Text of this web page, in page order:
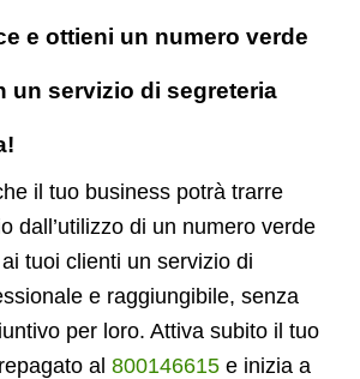
e ottieni un numero verde
un servizio di segreteria
il tuo business potrà trarre
dall’utilizzo di un numero verde
tuoi clienti un servizio di
e raggiungibile, senza
per loro. Attiva subito il tuo
al 800146615 e inizia a